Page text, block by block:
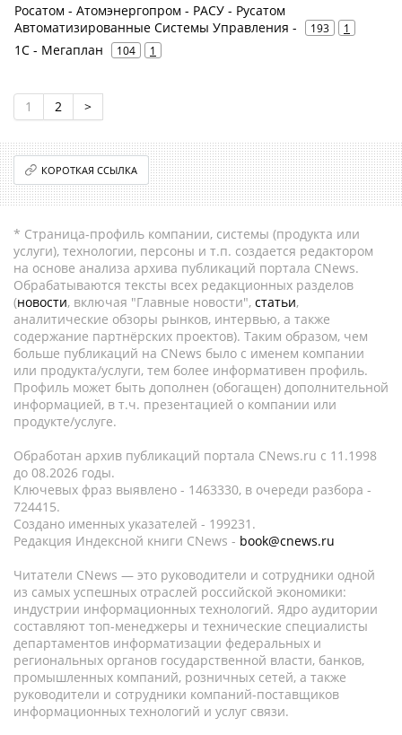
Росатом - Атомэнергопром - РАСУ - Русатом
Автоматизированные Системы Управления -
193 1
1С - Мегаплан 104 1
1 2 >
КОРОТКАЯ ССЫЛКА
* Страница-профиль компании, системы (продукта или
услуги), технологии, персоны и т.п. создается редактором
на основе анализа архива публикаций портала CNews.
Обрабатываются тексты всех редакционных разделов
(новости, включая "Главные новости", статьи,
аналитические обзоры рынков, интервью, а также
содержание партнёрских проектов). Таким образом, чем
больше публикаций на CNews было с именем компании
или продукта/услуги, тем более информативен профиль.
Профиль может быть дополнен (обогащен) дополнительной
информацией, в т.ч. презентацией о компании или
продукте/услуге.
Обработан архив публикаций портала CNews.ru c 11.1998
до 08.2026 годы.
Ключевых фраз выявлено - 1463330, в очереди разбора -
724415.
Создано именных указателей - 199231.
Редакция Индексной книги CNews - book@cnews.ru
Читатели CNews — это руководители и сотрудники одной
из самых успешных отраслей российской экономики:
индустрии информационных технологий. Ядро аудитории
составляют топ-менеджеры и технические специалисты
департаментов информатизации федеральных и
региональных органов государственной власти, банков,
промышленных компаний, розничных сетей, а также
руководители и сотрудники компаний-поставщиков
информационных технологий и услуг связи.